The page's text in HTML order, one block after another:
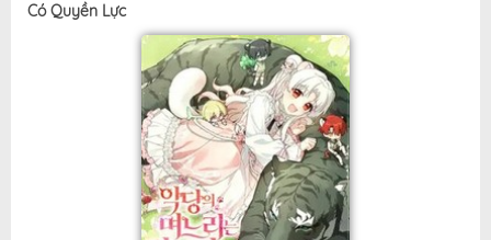
Có Quyền Lực